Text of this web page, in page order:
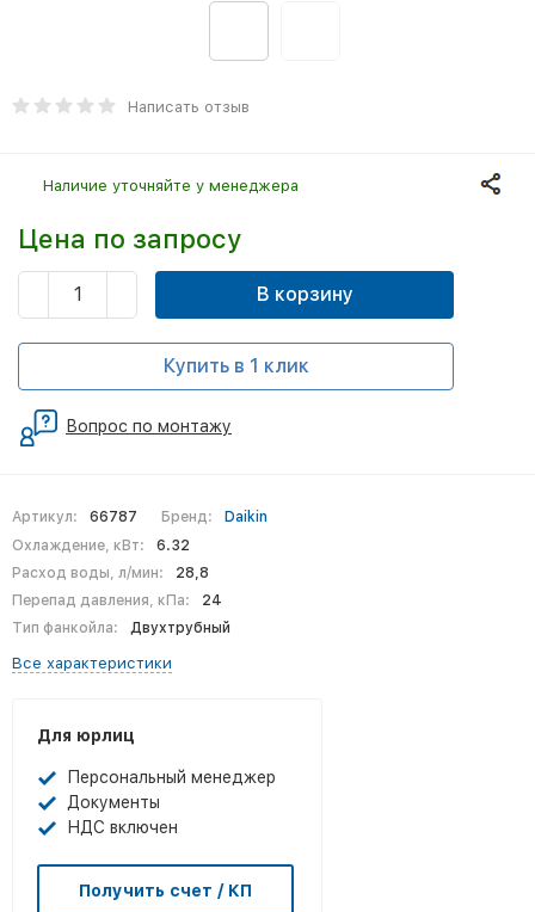
Написать отзыв
Артикул: 66787 Бренд:
Daikin
Охлаждение, кВт:
6.32
Расход воды, л/мин:
28,8
Перепад давления, кПа:
24
Тип фанкойла:
Двухтрубный
Все характеристики
Для юрлиц
Персональный менеджер
Документы
НДС включен
Получить счет / КП
Наличие уточняйте у менеджера
Цена по запросу
В корзину
Купить в 1 клик
Вопрос по монтажу